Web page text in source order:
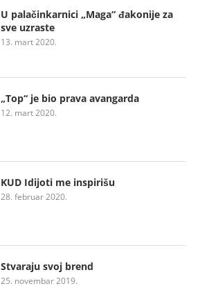
U palačinkarnici „Maga“ đakonije za
sve uzraste
13. mart 2020.
„Top“ je bio prava avangarda
12. mart 2020.
KUD Idijoti me inspirišu
28. februar 2020.
Stvaraju svoj brend
25. novembar 2019.